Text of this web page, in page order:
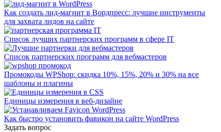
Как создать лид-магнит в Вордпресс: лучшие инструменты
для захвата лидов на сайте
Список лучших партнерских программ в сфере IT
Список партнерских программ для вебмастеров
Промокоды WPShop: скидка 10%, 15%, 20% и 30% на все
шаблоны и плагины
Единицы измерения в веб-дизайне
Как быстро установить фавикон на сайте WordPress
Задать вопрос